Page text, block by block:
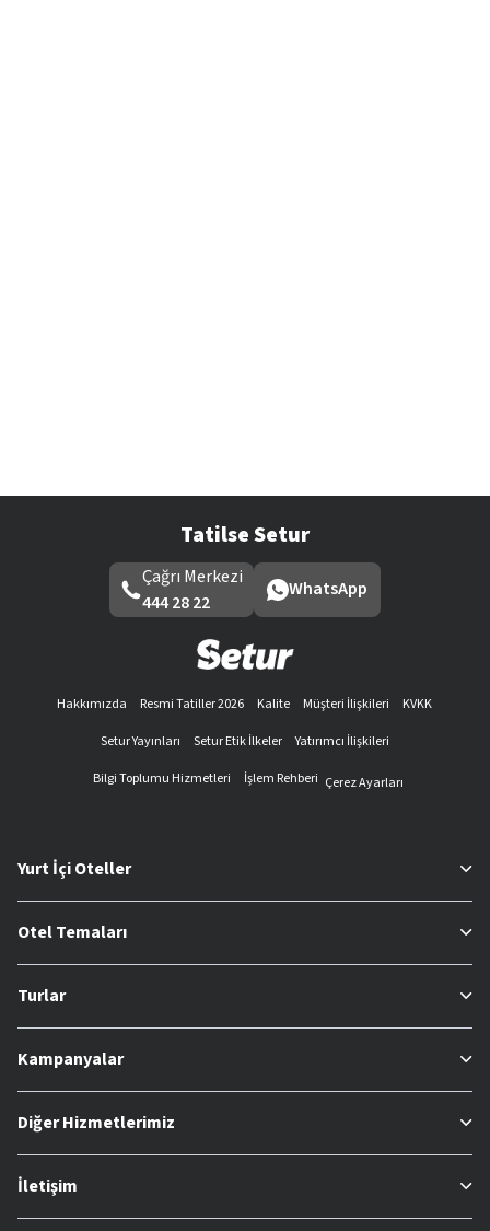
Tatilse Setur
Çağrı Merkezi
444 28 22
WhatsApp
Hakkımızda Resmi Tatiller 2026 Kalite Müşteri İlişkileri
KVKK
Setur Yayınları
Setur Etik İlkeler
Yatırımcı İlişkileri
Bilgi Toplumu Hizmetleri
İşlem Rehberi Çerez Ayarları
Yurt İçi Oteller
Otel Temaları
Turlar
Kampanyalar
Diğer Hizmetlerimiz
İletişim